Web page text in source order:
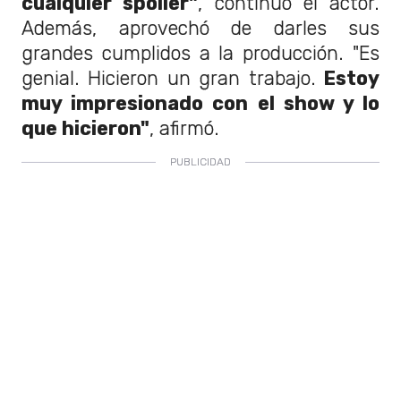
Además, aprovechó de darles sus
grandes cumplidos a la producción. "Es
genial. Hicieron un gran trabajo. Estoy
muy impresionado con el show y lo
que hicieron", afirmó.